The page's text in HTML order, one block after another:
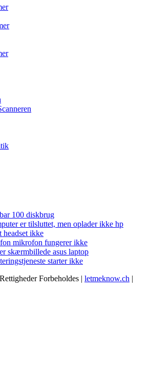
100 diskbrug
er tilsluttet, men oplader ikke hp
ikke
mikrofon fungerer ikke
skærmbillede asus laptop
starter ikke
Forbeholdes | letmeknow.ch |